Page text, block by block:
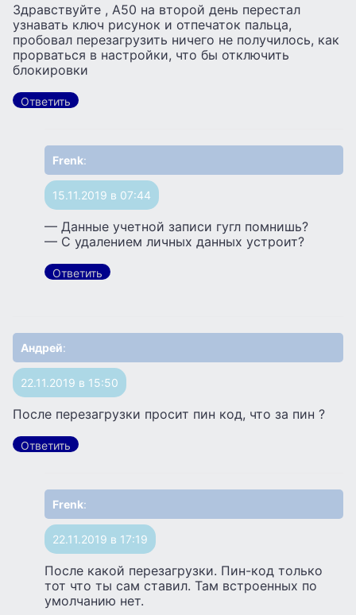
Здравствуйте , А50 на второй день перестал
узнавать ключ рисунок и отпечаток пальца,
пробовал перезагрузить ничего не получилось, как
прорваться в настройки, что бы отключить
блокировки
Ответить
Frenk:
15.11.2019 в 07:44
— Данные учетной записи гугл помнишь?
— С удалением личных данных устроит?
Ответить
Андрей:
22.11.2019 в 15:50
После перезагрузки просит пин код, что за пин ?
Ответить
Frenk:
22.11.2019 в 17:19
После какой перезагрузки. Пин-код только
тот что ты сам ставил. Там встроенных по
умолчанию нет.